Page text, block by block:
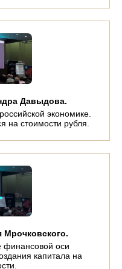
Давыдова.
экономике.
на стоимости рубля.
Мрочковского.
оси
капитала на